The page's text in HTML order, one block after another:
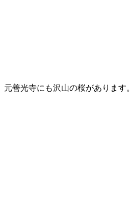
元善光寺にも沢山の桜があります。